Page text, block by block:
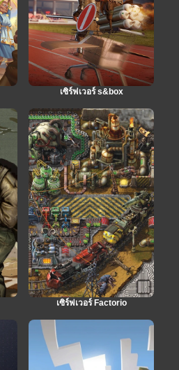
เซิร์ฟเวอร์ s&box
เซิร์ฟเวอร์ Factorio